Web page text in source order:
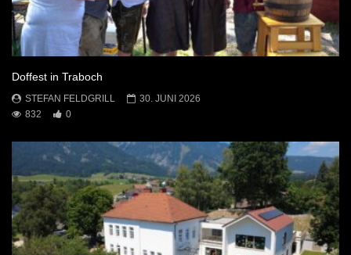
Doffest in Traboch
STEFAN FELDGRILL
30. JUNI 2026
832
0